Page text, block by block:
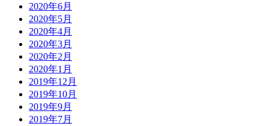
2020年6月
2020年5月
2020年4月
2020年3月
2020年2月
2020年1月
2019年12月
2019年10月
2019年9月
2019年7月